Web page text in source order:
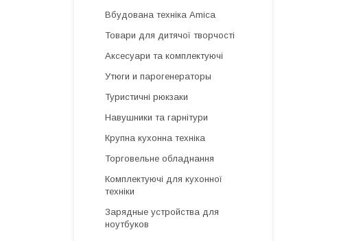
Вбудована техніка Amica
Товари для дитячої творчості
Аксесуари та комплектуючі
Утюги и парогенераторы
Туристичні рюкзаки
Навушники та гарнітури
Крупна кухонна техніка
Торговельне обладнання
Комплектуючі для кухонної
техніки
Зарядные устройства для
ноутбуков